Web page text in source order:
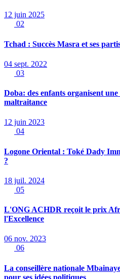
12 juin 2025
02
Tchad : Succès Masra et ses
04 sept. 2022
03
Doba: des enfants organisent
maltraitance
12 juin 2023
04
Logone Oriental : Toké Dady
?
18 juil. 2024
05
L'ONG ACHDR reçoit le prix
l'Excellence
06 nov. 2023
06
La conseillère nationale
pour ses idées politiques